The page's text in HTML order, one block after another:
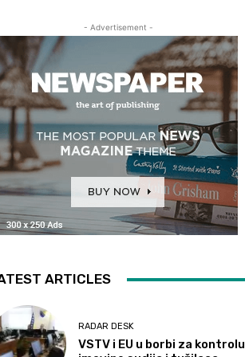
- Advertisement -
ARTICLES
RADAR DESK
VSTV i EU u borbi za kontrolu